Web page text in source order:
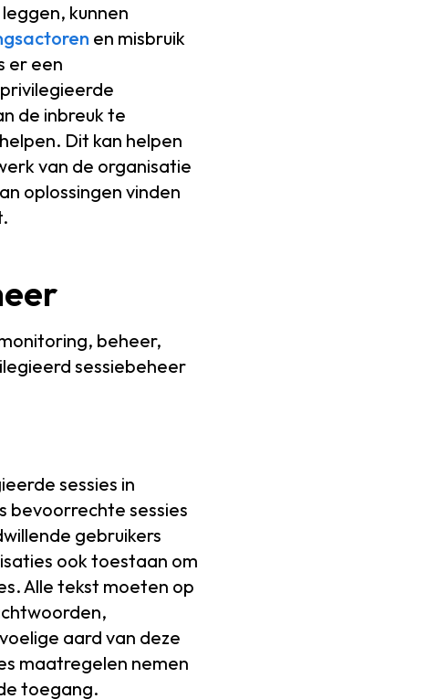
kunnen
en misbruik
er een
de inbreuk te
Dit kan helpen
van de organisatie
oplossingen vinden
beheer,
sessiebeheer
sessies in
bevoorrechte sessies
gebruikers
ook toestaan om
Alle tekst moeten op
aard van deze
maatregelen nemen
toegang.